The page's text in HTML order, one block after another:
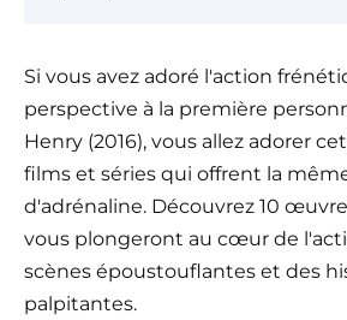
Si vous avez adoré l'action
perspective à la première
Henry (2016), vous allez adorer
films et séries qui offrent la
d'adrénaline. Découvrez 10
vous plongeront au cœur de
scènes époustouflantes et des
palpitantes.